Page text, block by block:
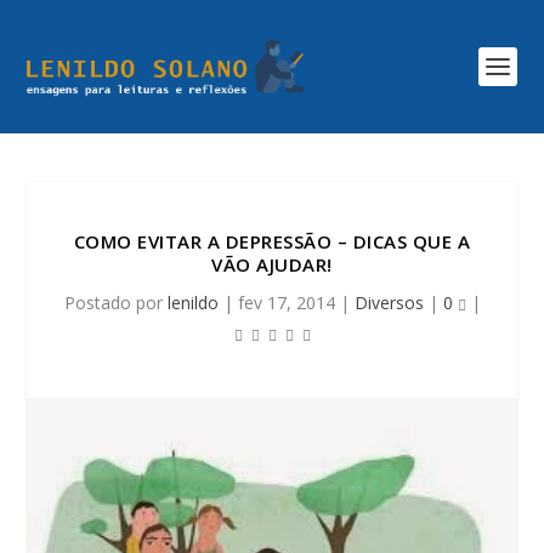
COMO EVITAR A DEPRESSÃO – DICAS QUE A
VÃO AJUDAR!
Postado por lenildo | fev 17, 2014| Diversos | 0 |